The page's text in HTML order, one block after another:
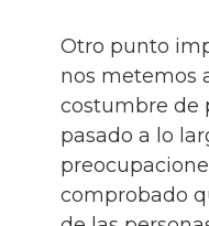
Otro punto
nos metemos
costumbre de
pasado a lo
comprobado